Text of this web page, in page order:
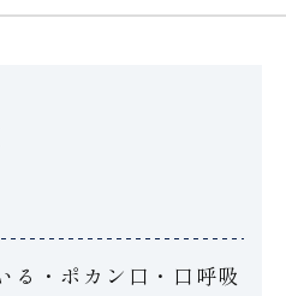
る・ポカン口・口呼吸